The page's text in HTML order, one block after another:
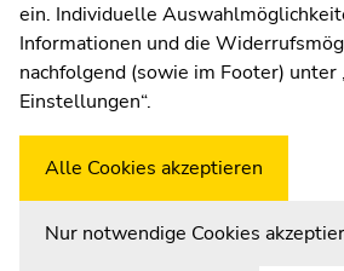
WetterstationUni Graz
ein. Individuelle
Informationen und die
nachfolgend (sowie im Footer) unter
Einstellungen“.
Alle Cookies akzeptieren
Nur notwendige Cookies